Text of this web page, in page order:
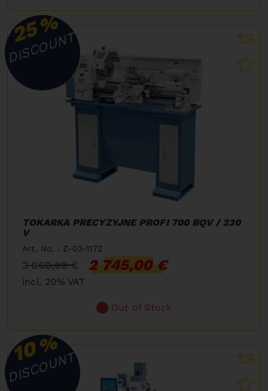
25%
DISCOUNT
TOKARKA PRECYZYJNE PROFI 700 BQV / 230
V
Art. No. : Z-03-1172
3 660,00 € 2 745,00 €
incl. 20% VAT
Out of Stock
10%
DISCOUNT